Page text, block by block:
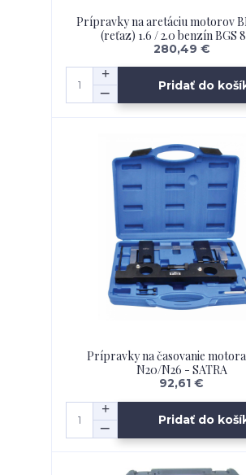
Prípravky na aretáciu motorov
(reťaz) 1.6 / 2.0 benzín BGS
280,49 €
Pridať do
Prípravky na časovanie
N20/N26 - SATRA
92,61 €
Pridať do